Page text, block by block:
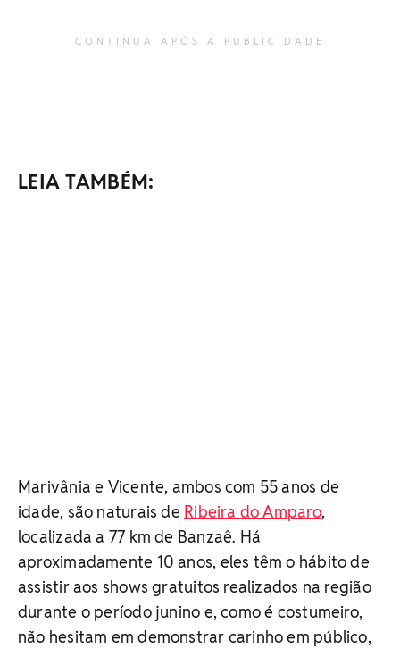
CONTINUA APÓS A PUBLICIDADE
LEIA TAMBÉM:
Marivânia e Vicente, ambos com 55 anos de
idade, são naturais de Ribeira do Amparo,
localizada a 77 km de Banzaê. Há
aproximadamente 10 anos, eles têm o hábito de
assistir aos shows gratuitos realizados na região
durante o período junino e, como é costumeiro,
não hesitam em demonstrar carinho em público,